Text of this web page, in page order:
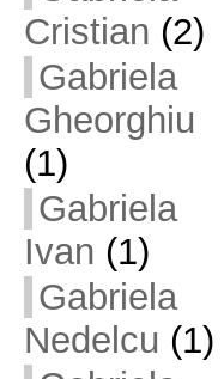
Cristian (2)
Gabriela
Gheorghiu
(1)
Gabriela
Ivan (1)
Gabriela
Nedelcu (1)